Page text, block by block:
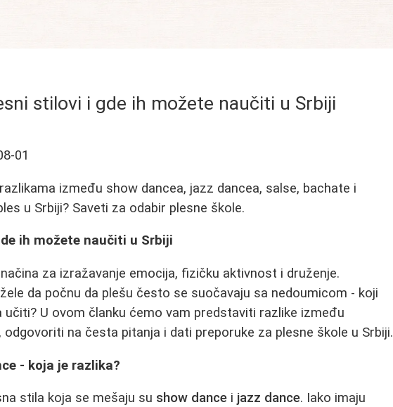
stilovi i gde ih možete naučiti u Srbiji
01
između show dancea, jazz dancea, salse, bachate i
u Srbiji? Saveti za odabir plesne škole.
ih možete naučiti u Srbiji
za izražavanje emocija, fizičku aktivnost i druženje.
da počnu da plešu često se suočavaju sa nedoumicom - koji
učiti? U ovom članku ćemo vam predstaviti razlike između
na česta pitanja i dati preporuke za plesne škole u Srbiji.
- koja je razlika?
stila koja se mešaju su show dance i jazz dance. Iako imaju